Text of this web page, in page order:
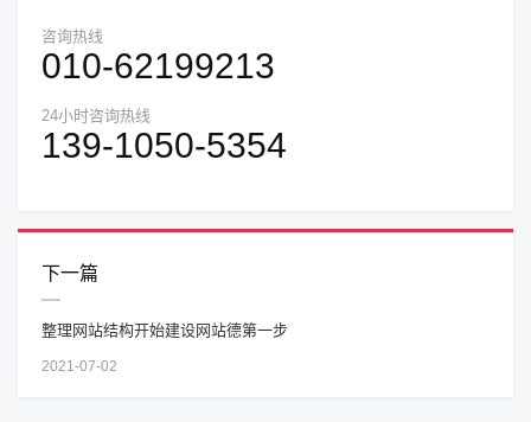
咨询热线
010-62199213
24小时咨询热线
139-1050-5354
下一篇
整理网站结构开始建设网站德第一步
2021-07-02